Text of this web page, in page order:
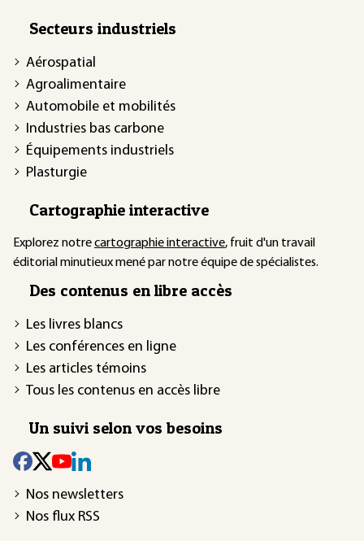
Secteurs industriels
Aérospatial
Agroalimentaire
Automobile et mobilités
Industries bas carbone
Équipements industriels
Plasturgie
Cartographie interactive
Explorez notrecartographie interactive, fruit d'un travail
éditorial minutieux mené par notre équipe de spécialistes.
Des contenus en libre accès
Les livres blancs
Les conférences en ligne
Les articles témoins
Tous les contenus en accès libre
Un suivi selon vos besoins
Nos newsletters
Nos flux RSS